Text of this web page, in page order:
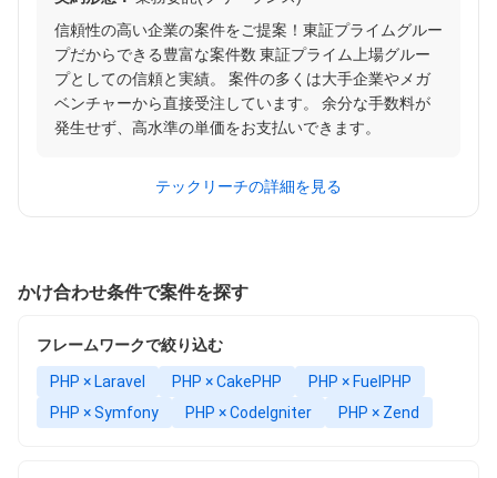
信頼性の高い企業の案件をご提案！東証プライムグルー
プだからできる豊富な案件数 東証プライム上場グルー
プとしての信頼と実績。 案件の多くは大手企業やメガ
ベンチャーから直接受注しています。 余分な手数料が
発生せず、高水準の単価をお支払いできます。
テックリーチの詳細を見る
かけ合わせ条件で案件を探す
フレームワークで絞り込む
PHP × Laravel PHP × CakePHP
PHP × FuelPHP
PHP × Symfony
PHP × CodeIgniter PHP × Zend